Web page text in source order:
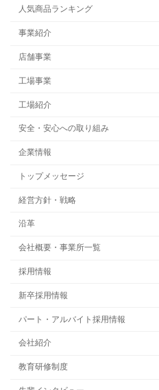
人気商品ランキング
事業紹介
店舗事業
工場事業
工場紹介
安全・安心への取り組み
企業情報
トップメッセージ
経営方針・戦略
沿革
会社概要・事業所一覧
採用情報
新卒採用情報
パート・アルバイト採用情報
会社紹介
教育研修制度